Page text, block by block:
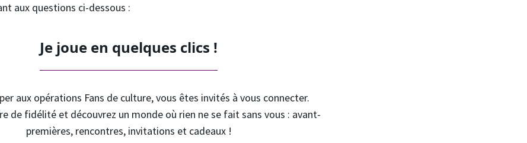
aux questions ci-dessous :
Je joue en quelques clics !
aux opérations Fans de culture, vous êtes invités à vous connecter.
de fidélité et découvrez un monde où rien ne se fait sans vous : avant-
premières, rencontres, invitations et cadeaux !